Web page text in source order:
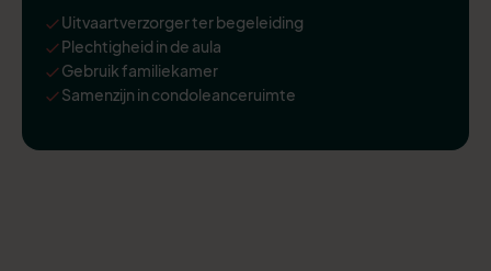
Uitvaartverzorger ter begeleiding
Plechtigheid in de aula
Gebruik familiekamer
Samenzijn in condoleanceruimte